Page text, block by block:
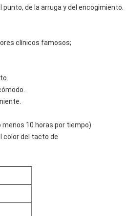
de la arruga y del encogimiento.
clínicos famosos;
menos 10 horas por tiempo)